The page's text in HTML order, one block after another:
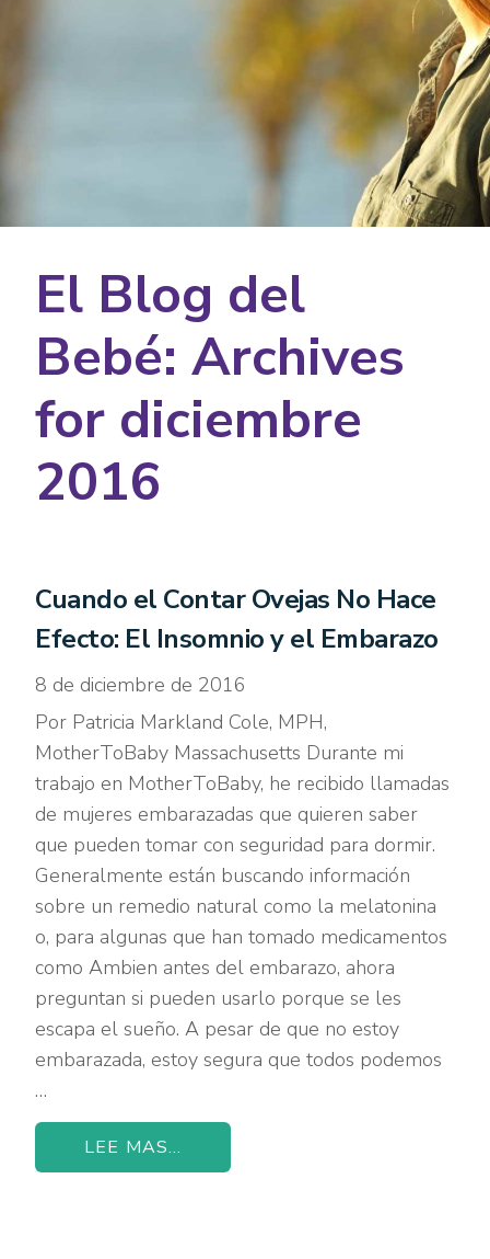
El Blog del
Bebé: Archives
for diciembre
2016
Cuando el Contar Ovejas No Hace
Efecto: El Insomnio y el Embarazo
8 de diciembre de 2016
Por Patricia Markland Cole, MPH,
MotherToBaby Massachusetts Durante mi
trabajo en MotherToBaby, he recibido llamadas
de mujeres embarazadas que quieren saber
que pueden tomar con seguridad para dormir.
Generalmente están buscando información
sobre un remedio natural como la melatonina
o, para algunas que han tomado medicamentos
como Ambien antes del embarazo, ahora
preguntan si pueden usarlo porque se les
escapa el sueño. A pesar de que no estoy
embarazada, estoy segura que todos podemos
…
LEE MAS...